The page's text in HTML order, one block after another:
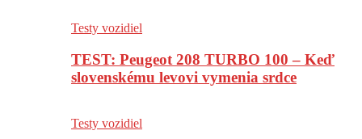
Testy vozidiel
TEST: Peugeot 208 TURBO 100 – Keď
slovenskému levovi vymenia srdce
Testy vozidiel